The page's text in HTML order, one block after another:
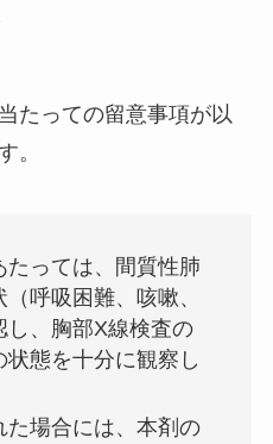
たっての留意事項が以
。
たっては、間質性肺
呼吸困難、咳嗽、
し、胸部X線検査の
態を十分に観察し
た場合には、本剤の